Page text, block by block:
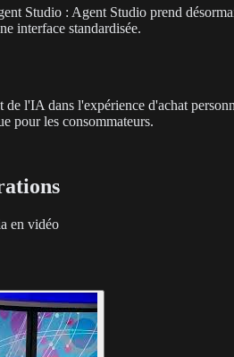
Studio : Agent Studio prend
interface standardisée.
l'IA dans l'expérience d'achat
pour les consommateurs.
en vidéo